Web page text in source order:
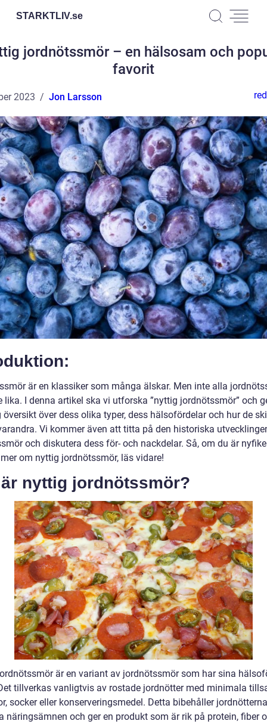
STARKTLIV.se
jordnötssmör – en hälsosam och
favorit
2023 Jon Larsson
är en klassiker som många älskar. Men inte alla
lika. I denna artikel ska vi utforska ”nyttig jordnötssmör” och
översikt över dess olika typer, dess hälsofördelar och hur de
Vi kommer även att titta på den historiska
och diskutera dess för- och nackdelar. Så, om du är
om nyttig jordnötssmör, läs vidare!
är nyttig jordnötssmör?
är en variant av jordnötssmör som har sina
tillverkas vanligtvis av rostade jordnötter med minimala
socker eller konserveringsmedel. Detta bibehåller
näringsämnen och ger en produkt som är rik på protein, fiber